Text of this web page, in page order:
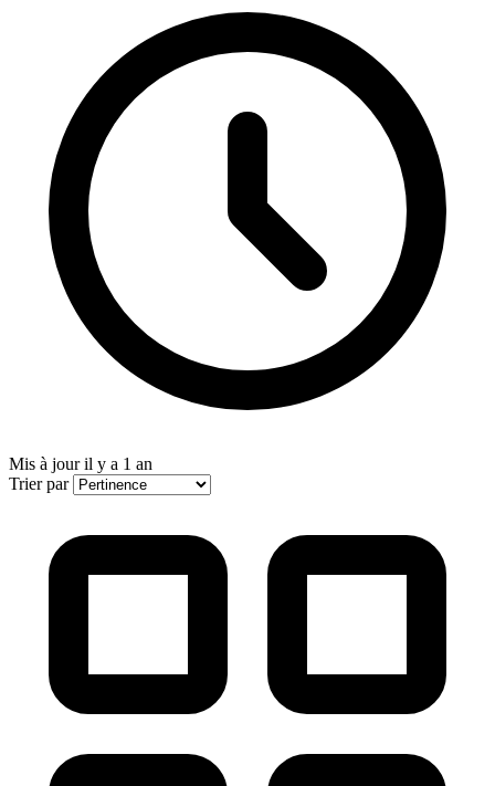
Mis à jouril y a 1 an
Trier par